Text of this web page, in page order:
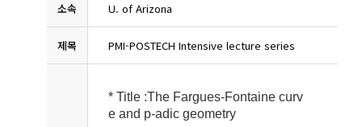
소속 U. of Arizona
제목 PMI-POSTECH Intensive lecture series
* Title :The Fargues-Fontaine curv
e and p-adic geometry